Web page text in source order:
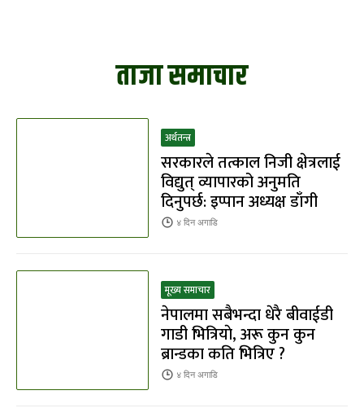
ताजा समाचार
अर्थतन्त्र
सरकारले तत्काल निजी क्षेत्रलाई
विद्युत् व्यापारको अनुमति
दिनुपर्छ: इप्पान अध्यक्ष डाँगी
४ दिनअगाडि
मूख्य समाचार
नेपालमा सबैभन्दा धेरै बीवाईडी
गाडी भित्रियाे, अरू कुन कुन
ब्रान्डका कति भित्रिए ?
४ दिनअगाडि